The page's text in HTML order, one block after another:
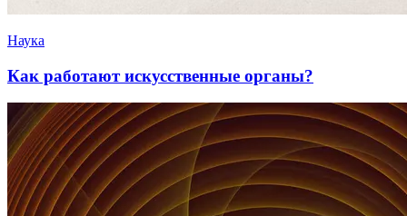
Наука
Как работают искусственные органы?